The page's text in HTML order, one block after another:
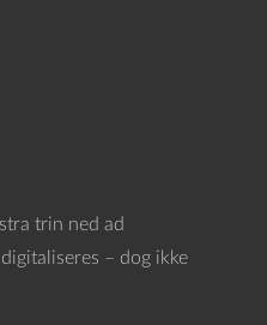
trin ned ad
– dog ikke